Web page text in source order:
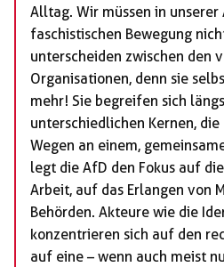
Alltag. Wir müssen in unserer
faschistischen Bewegung
unterscheiden zwischen den
Organisationen, denn sie
mehr! Sie begreifen sich
unterschiedlichen Kernen,
Wegen an einem,
legt die AfD den Fokus auf
Arbeit, auf das Erlangen von
Behörden. Akteure wie die
konzentrieren sich auf den
auf eine – wenn auch meist